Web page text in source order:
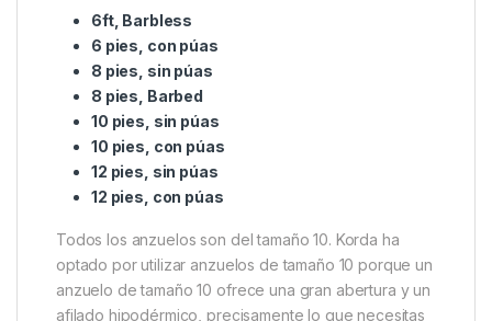
Aquí es donde entran en juego los aparejos de
zigzag de Korda, una empresa mundialmente
conocida por la calidad de sus aparejos para la
pesca de carpas. Los zigs son un elemento esencial
en cualquier caja de pesca de carpas, perfecto para
la presentación en el medio del agua del cebo de
anzuelo ultra-elevado de los zigs. Estas últimas
incorporaciones utilizan líneas de zigs de 8 libras y
6ft, Barbless
6 pies, con púas